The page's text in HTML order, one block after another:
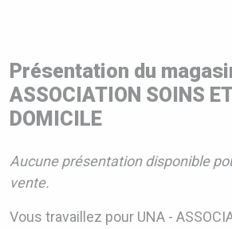
Présentation du
ASSOCIATION SOINS
DOMICILE
Aucune présentation disponible
vente.
Vous travaillez pour UNA -